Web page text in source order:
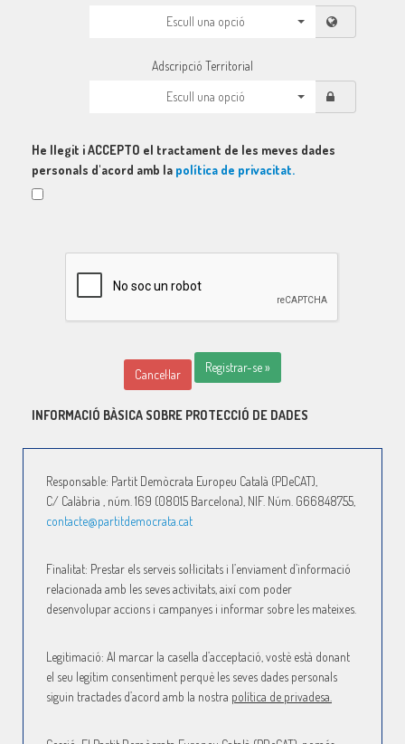
Escull una opció
Adscripció Territorial
Escull una opció
He llegit i ACCEPTO el tractament de les meves dades
personals d'acord amb la política de privacitat.
Cancel·lar Registrar-se »
INFORMACIÓ BÀSICA SOBRE PROTECCIÓ DE DADES
Responsable: Partit Demòcrata Europeu Català (PDeCAT),
C/ Calàbria , núm. 169 (08015 Barcelona), NIF. Núm. G66848755,
contacte@partitdemocrata.cat
Finalitat: Prestar els serveis sol·licitats i l’enviament d’informació
relacionada amb les seves activitats, així com poder
desenvolupar accions i campanyes i informar sobre les mateixes.
Legitimació: Al marcar la casella d’acceptació, vostè està donant
el seu legítim consentiment perquè les seves dades personals
siguin tractades d’acord amb la nostra política de privadesa.